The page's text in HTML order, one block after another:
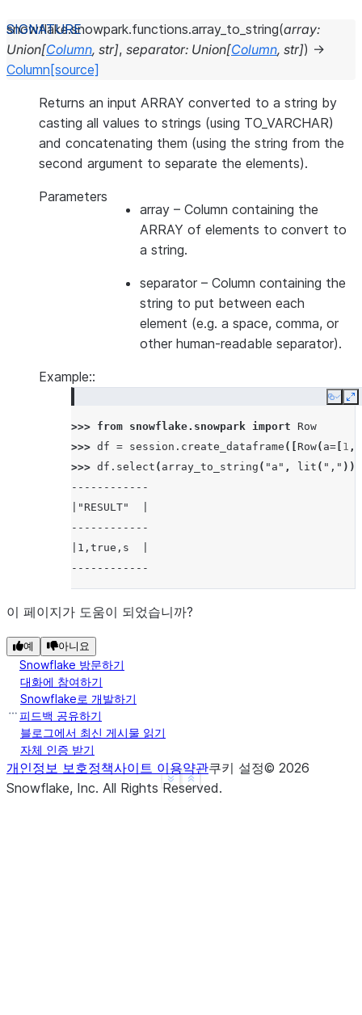
snowflake.snowpark.functions.array_to_string(array:
Union[Column, str], separator: Union[Column, str]) →
Column [source]
Returns an input ARRAY converted to a string by
casting all values to strings (using TO_VARCHAR)
and concatenating them (using the string from the
second argument to separate the elements).
Parameters
array – Column containing the
ARRAY of elements to convert to
a string.
separator – Column containing the
string to put between each
element (e.g. a space, comma, or
other human-readable separator).
Example::
Copy
>>> from snowflake.snowpark import
Row
>>> df = session . create_dataframe ([ Row( a= 1 ,
>>> df . select ( array_to_string ( "a" , lit ( "," ))
------------
|"RESULT"  |
------------
|1,true,s  |
------------
Show less
See more
이 페이지가 도움이 되었습니까?
예 아니요
Snowflake 방문하기
대화에 참여하기
Snowflake로 개발하기
피드백 공유하기
블로그에서 최신 게시물 읽기
자체 인증 받기
개인정보 보호정책사이트 이용약관쿠키 설정© 2026
Snowflake, Inc. All Rights Reserved.